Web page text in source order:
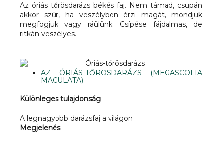
Az óriás tőrösdarázs békés faj. Nem támad, csupán
akkor szúr, ha veszélyben érzi magát, mondjuk
megfogjuk vagy ráülünk. Csípése fájdalmas, de
ritkán veszélyes.
AZ ÓRIÁS-TŐRÖSDARÁZS (MEGASCOLIA
MACULATA)
Különleges tulajdonság
A legnagyobb darázsfaj a világon
Megjelenés